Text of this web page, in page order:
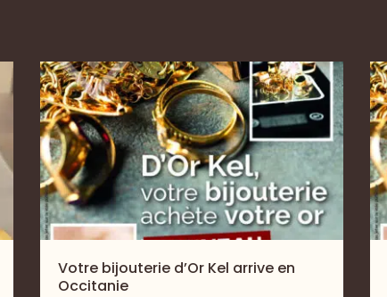
Votre bijouterie d’Or Kel arrive en
Occitanie